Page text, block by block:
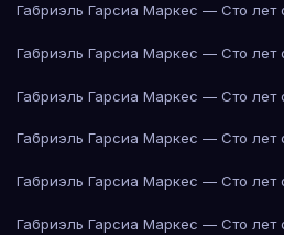
Габриэль Гарсиа Маркес — Сто лет
Габриэль Гарсиа Маркес — Сто лет
Габриэль Гарсиа Маркес — Сто лет
Габриэль Гарсиа Маркес — Сто лет
Габриэль Гарсиа Маркес — Сто лет
Габриэль Гарсиа Маркес — Сто лет